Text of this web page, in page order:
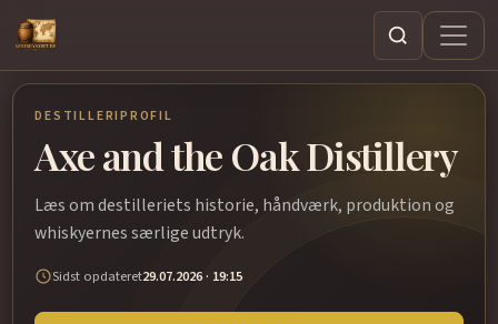
Søg
DESTILLERIPROFIL
Axe and the Oak Distillery
Læs om destilleriets historie, håndværk, produktion og
whiskyernes særlige udtryk.
Sidst opdateret29.07.2026 · 19:15